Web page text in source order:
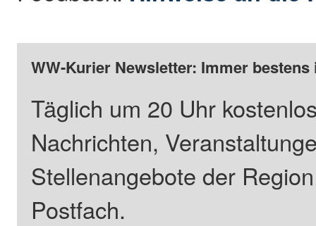
WW-Kurier Newsletter: Immer
Täglich um 20 Uhr
Nachrichten,
Stellenangebote der
Postfach.